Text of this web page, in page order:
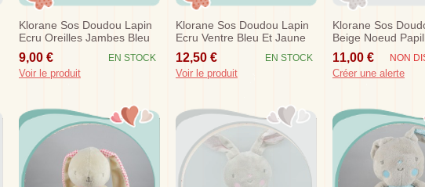
Klorane Sos Doudou Lapin
Ecru Oreilles Jambes Bleu
Jaune
9,00 € EN STOCK
Voir le produit
Klorane Sos Doudou Lapin
Ecru Ventre Bleu Et Jaune
12,50 € EN STOCK
Voir le produit
Klorane Sos
Beige Noeud
Vert
11,00 € NON
Créer une alerte